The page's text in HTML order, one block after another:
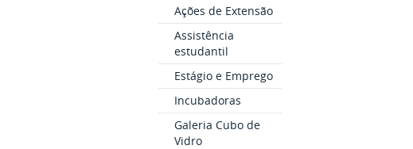
Ações de Extensão
Assistência
estudantil
Estágio e Emprego
Incubadoras
Galeria Cubo de
Vidro